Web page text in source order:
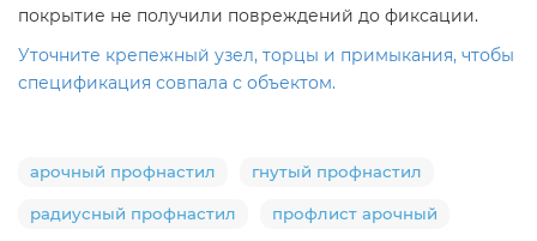
покрытие не получили повреждений до фиксации.
Уточните крепежный узел, торцы и примыкания, чтобы
спецификация совпала с объектом.
арочный профнастил гнутый профнастил
радиусный профнастил профлист арочный